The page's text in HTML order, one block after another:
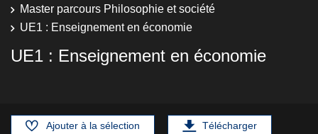
Master parcours Philosophie et société
UE1 : Enseignement en économie
UE1 : Enseignement en économie
Ajouter à la sélection Télécharger